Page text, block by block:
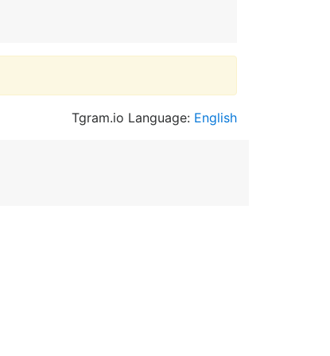
Tgram.io Language: English